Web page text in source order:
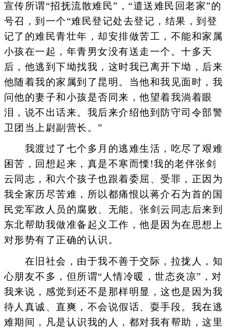
宣传所谓“招抚流散难民”，“遣送难民回老家”的
号召，到一个“难民登记处去登记，结果，到登
记了的难民青壮年，却安排做苦工，不能和家属
小孩在一起，年青男女没有送走一个。十多天
后，他逃到下坳找我，这时我已离开下坳，后来
他随着我的家属到了昆明。当他和我见面时，我
问他的妻子和小孩是否同来，他望着我淌着眼
泪，说不出话来。我后来介绍他到防守司令部警
卫团当上尉副营长。”
我渡过了七个多月的逃难生活，吃尽了艰难
困苦，回想起来，真是不寒而慄!我的老伴张剑
云同志，和六个孩子也跟着委屈、受罪，正因为
我全家历尽苦难，所以都痛恨以蒋介石为首的国
民党军政人员的腐败、无能。张剑云同志后来到
东北帮助我做准备起义工作，他是因为在思想上
对形势有了正确的认识。
在旧社会，由于我不善于交际，拉拢人，知
心朋友不多，但所谓“人情冷暖，世态炎凉”，对
我来说，感觉到还不是那样明显，这也是因为我
待人真诚、直爽，不会说假话、耍手段。我在逃
难期间，凡是认识我的人，都对我有帮助，这里